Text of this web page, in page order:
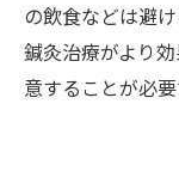
の飲食などは避
鍼灸治療がより
意することが必要